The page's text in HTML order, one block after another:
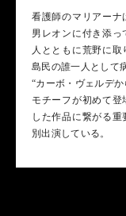
看護師のマリアーナ
男レオンに付き添
人とともに荒野に
島民の誰一人として
“カーボ・ヴェルデ
モチーフが初めて
した作品に繋がる
別出演している。